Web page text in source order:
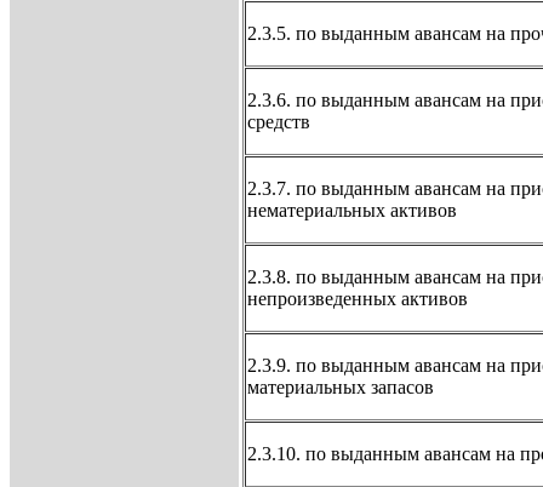
2.3.5. по выданным авансам на
2.3.6. по выданным авансам на
средств
2.3.7. по выданным авансам на
нематериальных активов
2.3.8. по выданным авансам на
непроизведенных активов
2.3.9. по выданным авансам на
материальных запасов
2.3.10. по выданным авансам на